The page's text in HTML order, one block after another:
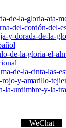
de-la-gloria-ata-
del-cordón-del-
y-dorada-de-la-
de-la-gloria-el-
de-la-cinta-las-
y-amarillo-
la-urdimbre-y-la-
WeChat